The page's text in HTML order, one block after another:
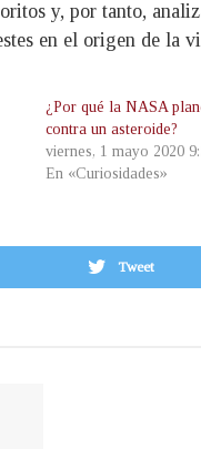
y, por tanto,
en el origen de la
¿Por qué la NASA
contra un asteroide?
viernes, 1 mayo 2020
En «Curiosidades»
Tweet